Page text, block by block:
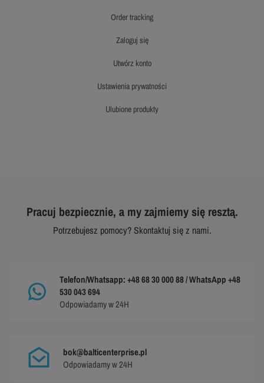
order tracking
zaloguj się
utwórz konto
ustawienia prywatności
ulubione produkty
Pracuj bezpiecznie, a my zajmiemy się resztą.
Potrzebujesz pomocy? Skontaktuj się z nami.
Telefon/Whatsapp: +48 68 30 000 88 / WhatsApp +48
530 043 694
Odpowiadamy w 24H
bok@balticenterprise.pl
Odpowiadamy w 24H